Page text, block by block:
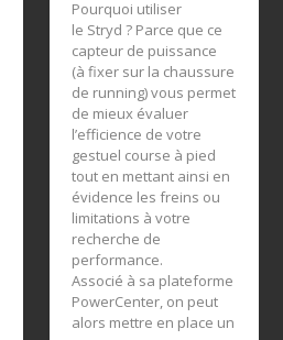
Pourquoi utiliser
le Stryd ? Parce que ce
capteur de puissance
(à fixer sur la chaussure
de running) vous permet
de mieux évaluer
l’efficience de votre
gestuel course à pied
tout en mettant ainsi en
évidence les freins ou
limitations à votre
recherche de
performance.
Associé à sa plateforme
PowerCenter, on peut
alors mettre en place un